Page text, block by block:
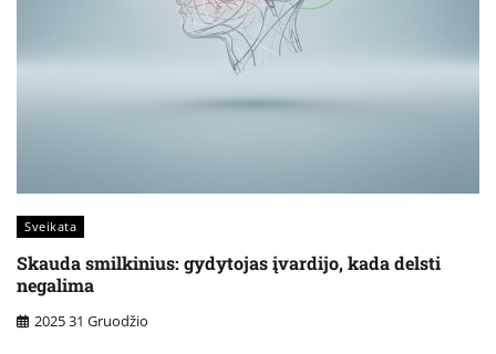
Sveikata
Skauda smilkinius: gydytojas įvardijo, kada delsti
negalima
2025 31 Gruodžio